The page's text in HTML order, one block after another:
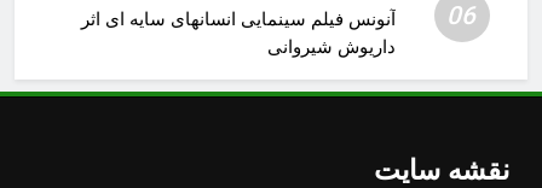
06
آنونس فیلم سینمایی انسانهای سایه ای اثر
داریوش شیروانی
نقشه سایت